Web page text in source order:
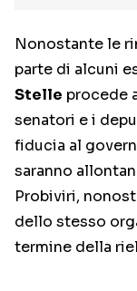
Nonostante le
parte di alcuni
Stelle procede
senatori e i
fiducia al
saranno
Probiviri,
dello stesso
termine della